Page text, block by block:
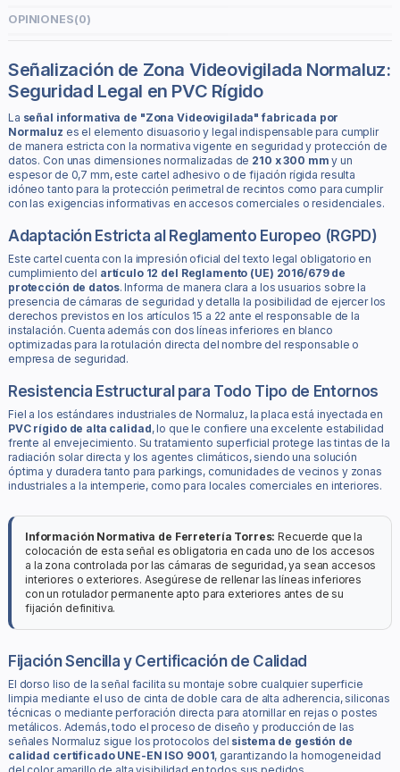
OPINIONES(0)
Señalización de Zona Videovigilada Normaluz:
Seguridad Legal en PVC Rígido
La señal informativa de "Zona Videovigilada" fabricada por
Normaluz es el elemento disuasorio y legal indispensable para cumplir
de manera estricta con la normativa vigente en seguridad y protección de
datos. Con unas dimensiones normalizadas de 210 x 300 mm y un
espesor de 0,7 mm, este cartel adhesivo o de fijación rígida resulta
idóneo tanto para la protección perimetral de recintos como para cumplir
con las exigencias informativas en accesos comerciales o residenciales.
Adaptación Estricta al Reglamento Europeo (RGPD)
Este cartel cuenta con la impresión oficial del texto legal obligatorio en
cumplimiento del artículo 12 del Reglamento (UE) 2016/679 de
protección de datos. Informa de manera clara a los usuarios sobre la
presencia de cámaras de seguridad y detalla la posibilidad de ejercer los
derechos previstos en los artículos 15 a 22 ante el responsable de la
instalación. Cuenta además con dos líneas inferiores en blanco
optimizadas para la rotulación directa del nombre del responsable o
empresa de seguridad.
Resistencia Estructural para Todo Tipo de Entornos
Fiel a los estándares industriales de Normaluz, la placa está inyectada en
PVC rígido de alta calidad, lo que le confiere una excelente estabilidad
frente al envejecimiento. Su tratamiento superficial protege las tintas de la
radiación solar directa y los agentes climáticos, siendo una solución
óptima y duradera tanto para parkings, comunidades de vecinos y zonas
industriales a la intemperie, como para locales comerciales en interiores.
Información Normativa de Ferretería Torres: Recuerde que la
colocación de esta señal es obligatoria en cada uno de los accesos
a la zona controlada por las cámaras de seguridad, ya sean accesos
interiores o exteriores. Asegúrese de rellenar las líneas inferiores
con un rotulador permanente apto para exteriores antes de su
fijación definitiva.
Fijación Sencilla y Certificación de Calidad
El dorso liso de la señal facilita su montaje sobre cualquier superficie
limpia mediante el uso de cinta de doble cara de alta adherencia, siliconas
técnicas o mediante perforación directa para atornillar en rejas o postes
metálicos. Además, todo el proceso de diseño y producción de las
señales Normaluz sigue los protocolos del sistema de gestión de
calidad certificado UNE-EN ISO 9001, garantizando la homogeneidad